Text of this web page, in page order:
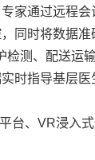
通过远程
同时将数据
测、配送运输
时指导基层
台、VR浸入